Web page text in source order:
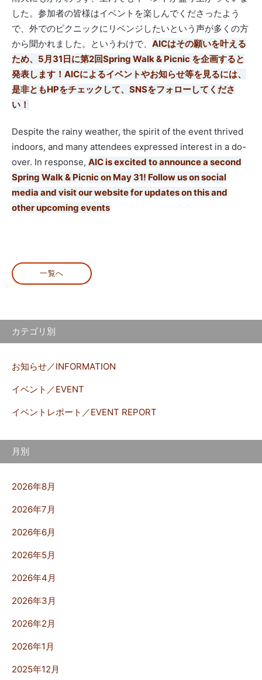
した。 参加者の皆様はイベントを楽しんでくださったよう
で、 外でのピクニックにリベンジしたいという声が多くの方
から聞かれました。というわけで、 AICはその願いを叶える
ため、 5月31日に第2回Spring Walk & Picnic を企画すると
発表します！ AICによるイベントやお知らせ等を見るには、
是非ともHPをチェックして、SNSをフォローしてくださ
い！
Despite the rainy weather, the spirit of the event thrived
indoors, and many attendees expressed interest in a do-
over. In response, AIC is excited to announce a second
Spring Walk & Picnic on May 31! Follow us on social
media and visit our website for updates on this and
other upcoming events
一覧へ
カテゴリ別
お知らせ／INFORMATION
イベント／EVENT
イベントレポート／EVENT REPORT
月別
2026年8月
2026年7月
2026年6月
2026年5月
2026年4月
2026年3月
2026年2月
2026年1月
2025年12月